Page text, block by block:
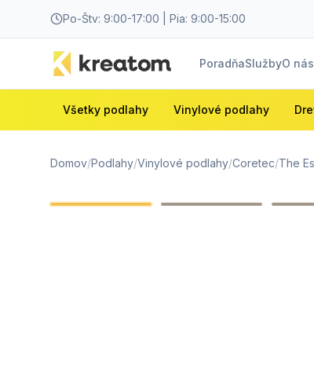
Po-Štv: 9:00-17:00 | Pia: 9:00-15:00
PoradňaSlužbyO nás
Všetky podlahy Vinylové podlahy
Domov/Podlahy/Vinylové podlahy/Coretec/The